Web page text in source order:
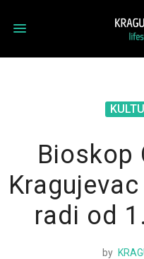
Bioskop
radi od
by